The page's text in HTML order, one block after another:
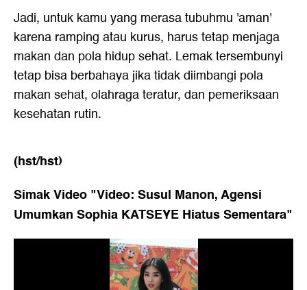
Jadi, untuk kamu yang merasa tubuhmu 'aman'
karena ramping atau kurus, harus tetap menjaga
makan dan pola hidup sehat. Lemak tersembunyi
tetap bisa berbahaya jika tidak diimbangi pola
makan sehat, olahraga teratur, dan pemeriksaan
kesehatan rutin.
(hst/hst)
Simak Video "Video: Susul Manon, Agensi
Umumkan Sophia KATSEYE Hiatus Sementara"